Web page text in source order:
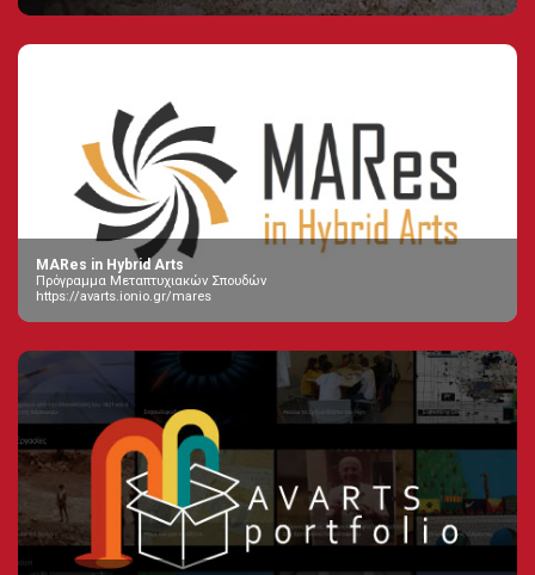
MARes in Hybrid Arts
Πρόγραμμα Μεταπτυχιακών Σπουδών
https://avarts.ionio.gr/mares